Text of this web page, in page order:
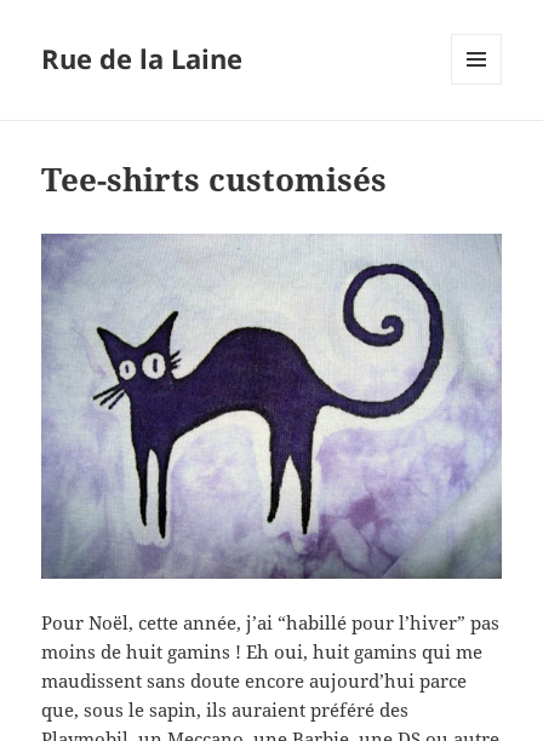
Rue de la Laine
Tee-shirts customisés
Pour Noël, cette année, j’ai “habillé pour l’hiver” pas
moins de huit gamins ! Eh oui, huit gamins qui me
maudissent sans doute encore aujourd’hui parce
que, sous le sapin, ils auraient préféré des